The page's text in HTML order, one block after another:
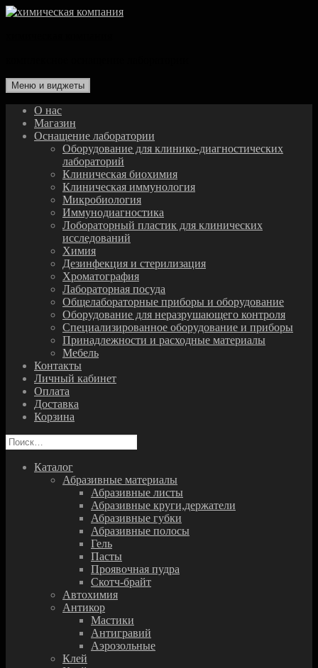
Перейти
Меню и виджеты
О нас
Магазин
Оснащение лаборатории
Оборудование для клинико-диагностических
лабораторий
Клиническая биохимия
Клиническая иммунология
Микробиология
Иммунодиагностика
Лобораторный пластик для клинических
исследований
Химия
Дезинфекция и стерилизация
Хроматография
Лабораторная посуда
Общелабораторные приборы и оборудование
Оборудование для неразрушающего контроля
Специализированное оборудование и приборы
Принадлежности и расходные материалы
Мебель
Контакты
Личный кабинет
Оплата
Доставка
Корзина
Найти:
Каталог
Абразивные материалы
Абразивные листы
Абразивные круги,держатели
Абразивные губки
Абразивные полосы
Гель
Пасты
Проявочная пудра
Скотч-брайт
Автохимия
Антикор
Мастики
Антигравий
Аэрозольные
Клей